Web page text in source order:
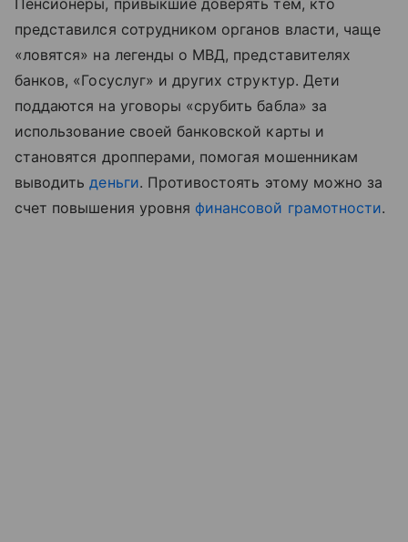
Пенсионеры, привыкшие доверять тем, кто
представился сотрудником органов власти, чаще
«ловятся» на легенды о МВД, представителях
банков, «Госуслуг» и других структур. Дети
поддаются на уговоры «срубить бабла» за
использование своей банковской карты и
становятся дропперами, помогая мошенникам
выводитьденьги. Противостоять этому можно за
счет повышения уровня финансовой грамотности.